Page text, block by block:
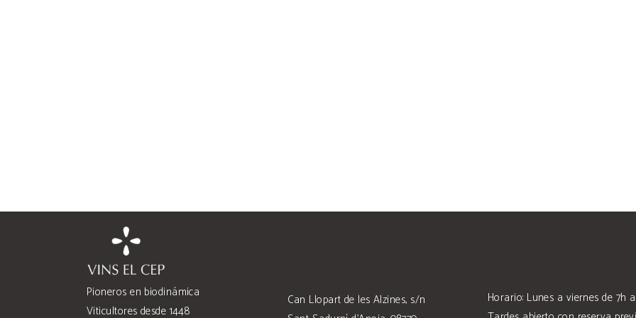
Pioneros en biodinámica
Viticultores desde 1448
Can Llopart de les Alzines, s/n
Horario: Lunes a viernes de 7h a